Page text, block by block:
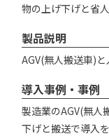
物の上げ下げと省
製品説明
AGV(無人搬送車)
導入事例・事例
製造業のAGV(無人
下げと搬送で導入